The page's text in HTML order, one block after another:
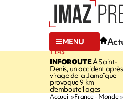
MENU
11:43
INFOROUTEÀ Saint-
Denis, un accident
virage de la Jamaïque
provoque 9 km
d'embouteillages
Accueil France - Monde